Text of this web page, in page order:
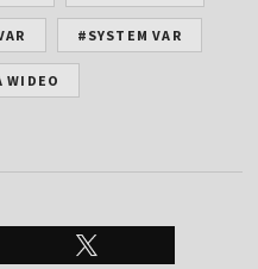
#SYSTEM VAR
WIDEO